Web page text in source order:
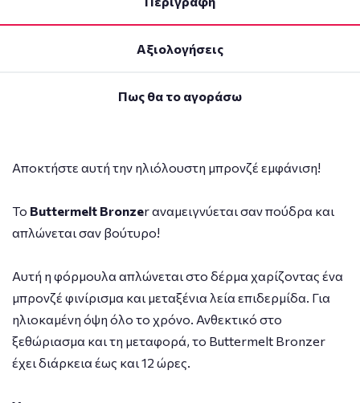
Αξιολογήσεις
Πως θα το αγοράσω
Αποκτήστε αυτή την ηλιόλουστη μπρονζέ εμφάνιση!
Το Buttermelt Bronzer αναμειγνύεται σαν πούδρα και
απλώνεται σαν βούτυρο!
Αυτή η φόρμουλα απλώνεται στο δέρμα χαρίζοντας ένα
μπρονζέ φινίρισμα και μεταξένια λεία επιδερμίδα. Για
ηλιοκαμένη όψη όλο το χρόνο. Ανθεκτικό στο
ξεθώριασμα και τη μεταφορά, το Buttermelt Bronzer
έχει διάρκεια έως και 12 ώρες.